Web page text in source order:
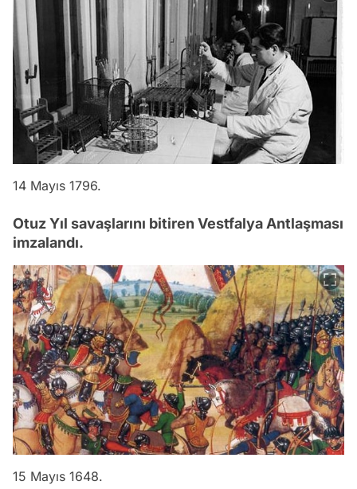
14 Mayıs 1796.
Otuz Yıl savaşlarını bitiren Vestfalya Antlaşması
imzalandı.
15 Mayıs 1648.